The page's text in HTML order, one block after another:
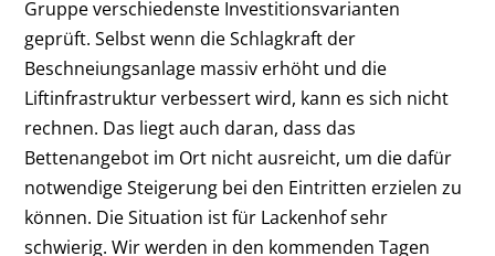
Gruppe verschiedenste Investitionsvarianten
geprüft. Selbst wenn die Schlagkraft der
Beschneiungsanlage massiv erhöht und die
Liftinfrastruktur verbessert wird, kann es sich nicht
rechnen. Das liegt auch daran, dass das
Bettenangebot im Ort nicht ausreicht, um die dafür
notwendige Steigerung bei den Eintritten erzielen zu
können. Die Situation ist für Lackenhof sehr
schwierig. Wir werden in den kommenden Tagen